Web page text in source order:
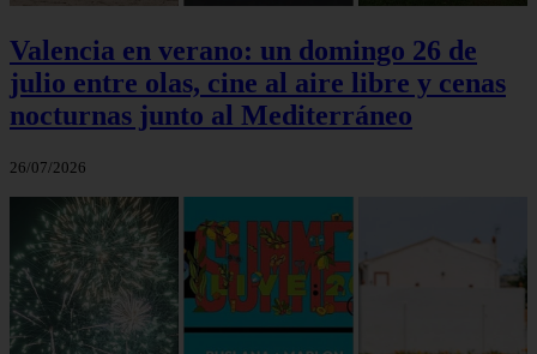
Valencia en verano: un domingo 26 de
julio entre olas, cine al aire libre y cenas
nocturnas junto al Mediterráneo
26/07/2026